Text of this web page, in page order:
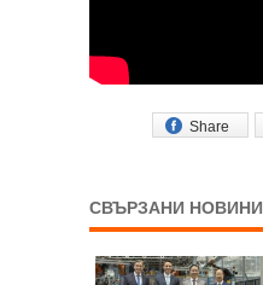
Share
СВЪРЗАНИ НОВИНИ